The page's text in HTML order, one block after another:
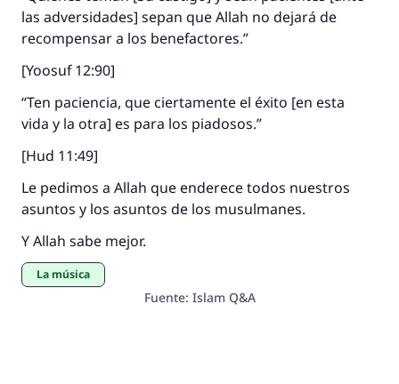
las adversidades] sepan que Allah no dejará de
recompensar a los benefactores.”
[Yoosuf 12:90]
“Ten paciencia, que ciertamente el éxito [en esta
vida y la otra] es para los piadosos.”
[Hud 11:49]
Le pedimos a Allah que enderece todos nuestros
asuntos y los asuntos de los musulmanes.
Y Allah sabe mejor.
La música
Fuente: Islam Q&A